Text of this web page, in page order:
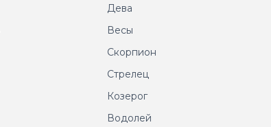
Дева
Весы
Скорпион
Стрелец
Козерог
Водолей